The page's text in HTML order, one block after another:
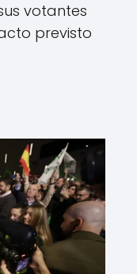
votantes
previsto